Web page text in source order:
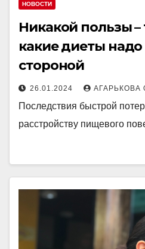
НОВОСТИ
Никакой пользы –
какие диеты
стороной
26.01.2024 АГАРЬКОВА
Последствия быстрой
расстройству пищевого